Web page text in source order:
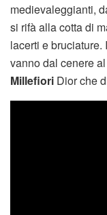
medievaleggianti,
si rifà alla cotta di
lacerti e
vanno dal cenere
Millefiori Dior che